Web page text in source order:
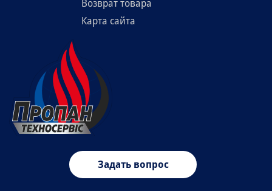
Возврат товара
Карта сайта
Задать вопрос